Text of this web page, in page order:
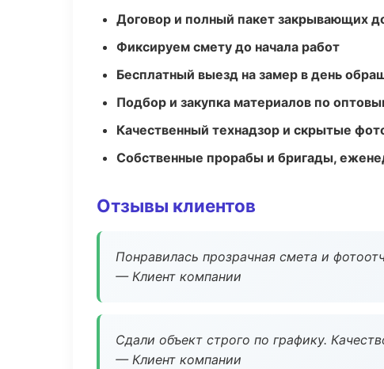
Договор и полный пакет закрывающих
Фиксируем смету до начала работ
Бесплатный выезд на замер в день
Подбор и закупка материалов по
Качественный технадзор и скрытые
Собственные прорабы и бригады,
Отзывы клиентов
Понравилась прозрачная смета и
— Клиент компании
Сдали объект строго по графику.
— Клиент компании